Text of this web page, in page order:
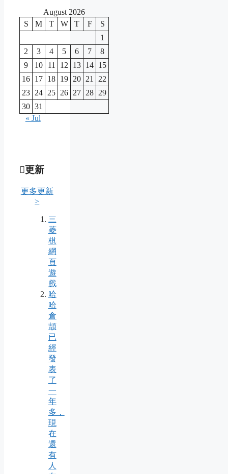
August 2026
S
M T W T F
S
1
2
3 4 5 6 7
8
9
10 11 12 13 14 15
16 17 18 19 20 21 22
23 24 25 26 27 28 29
30 31
« Jul
更新
更多更新
>
三
菱
棋
網
頁
遊
戲
哈
哈
倉
頡
已
經
發
表
了
一
年
多，
現
在
還
有
人